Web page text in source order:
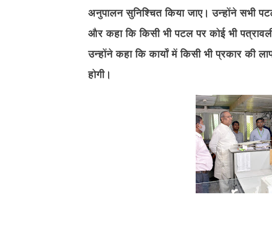
अनुपालन सुनिश्चित किया जाए। उन्होंने सभी
और कहा कि किसी भी पटल पर कोई भी
उन्होंने कहा कि कार्यों में किसी भी प्रकार की
होगी।